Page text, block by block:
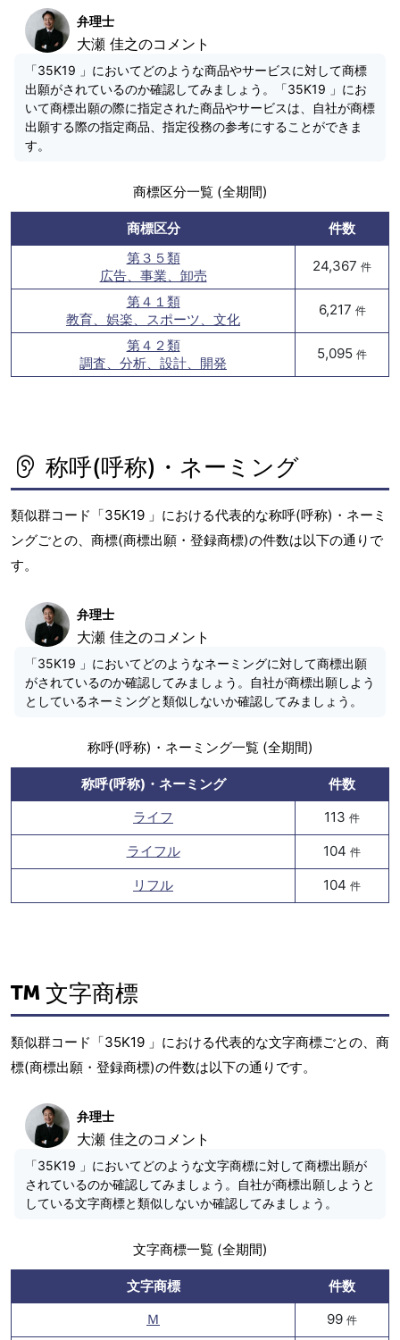
弁理士
大瀬 佳之のコメント
「35K19 」においてどのような商品やサービスに対して商標
出願がされているのか確認してみましょう。「35K19 」にお
いて商標出願の際に指定された商品やサービスは、自社が商標
出願する際の指定商品、指定役務の参考にすることができま
す。
商標区分一覧 (全期間)
商標区分
件数
第３５類
広告、事業、卸売
24,367 件
第４１類
教育、娯楽、スポーツ、文化
6,217 件
第４２類
調査、分析、設計、開発
5,095 件
称呼(呼称)・ネーミング
類似群コード「35K19 」における代表的な称呼(呼称)・ネーミ
ングごとの、商標(商標出願・登録商標)の件数は以下の通りで
す。
弁理士
大瀬 佳之のコメント
「35K19 」においてどのようなネーミングに対して商標出願
がされているのか確認してみましょう。自社が商標出願しよう
としているネーミングと類似しないか確認してみましょう。
称呼(呼称)・ネーミング一覧 (全期間)
称呼(呼称)・ネーミング
件数
ライフ
113 件
ライフル 104 件
リフル 104 件
文字商標
類似群コード「35K19 」における代表的な文字商標ごとの、商
標(商標出願・登録商標)の件数は以下の通りです。
弁理士
大瀬 佳之のコメント
「35K19 」においてどのような文字商標に対して商標出願が
されているのか確認してみましょう。自社が商標出願しようと
している文字商標と類似しないか確認してみましょう。
文字商標一覧 (全期間)
文字商標
件数
Ｍ
99 件